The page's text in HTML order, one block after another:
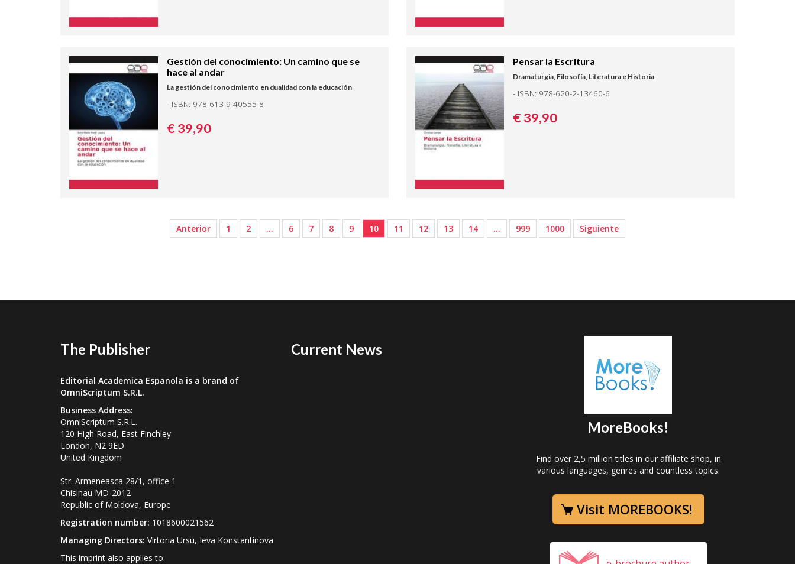
Gestión del conocimiento: Un camino que se
hace al andar
La gestión del conocimiento en dualidad con la educación
- ISBN: 978-613-9-40555-8
€ 39,90
Pensar la Escritura
Dramaturgia, Filosofía, Literatura e Historia
- ISBN: 978-620-2-13460-6
€ 39,90
Anterior 1 2 … 6 7 8 9 10 11 12 13 14 … 999 1000 Siguiente
The Publisher
Editorial Academica Espanola is a brand of
OmniScriptum S.R.L.
Business Address:
OmniScriptum S.R.L.
120 High Road, East Finchley
London, N2 9ED
United Kingdom
Str. Armeneasca 28/1, office 1
Chisinau MD-2012
Republic of Moldova, Europe
Registration number: 1018600021562
Managing Directors: Virtoria Ursu, Ieva Konstantinova
This imprint also applies to:
Current News
MoreBooks!
Find over 2,5 million titles in our affiliate shop, in
various languages, genres and countless topics.
Visit MOREBOOKS!